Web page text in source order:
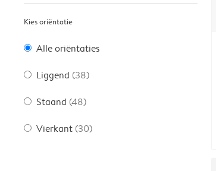
Kies oriëntatie
Alle oriëntaties
Liggend (38)
Staand (48)
Vierkant (30)